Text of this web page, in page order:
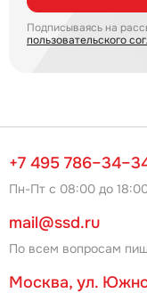
Подписываясь на
пользовательского
+7 495
Пн-Пт с 08:00 до
mail@ssd.ru
По всем вопросам
Москва, ул.